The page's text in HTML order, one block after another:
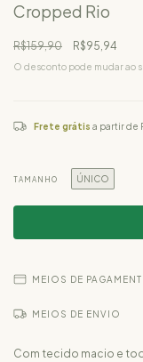
Cropped Rio
R$159,90 R$95,94
O desconto pode mudar ao
Frete grátis a partir de
TAMANHO ÚNICO
MEIOS DE
MEIOS DE ENVIO
Com tecido macio e